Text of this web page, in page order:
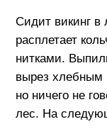
Сидит викинг в
расплетает
нитками.
вырез
но ничего не
лес. На